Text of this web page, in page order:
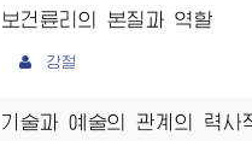
보건륜리의 본질과 역할
강철
기술과 예술의 관계의 력사